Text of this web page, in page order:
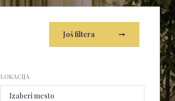
Još filtera
LOKACIJA
Izaberi mesto